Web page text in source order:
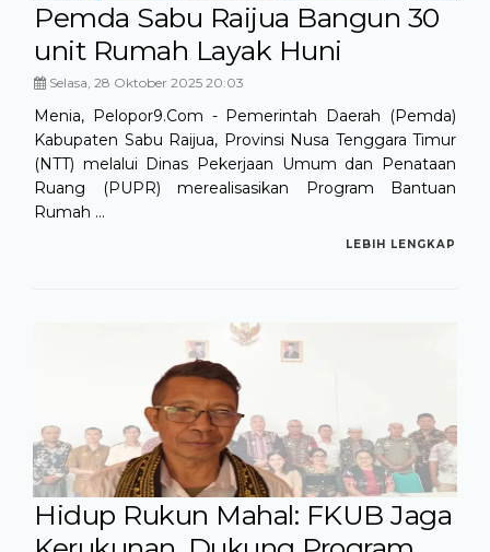
Pemda Sabu Raijua Bangun 30
unit Rumah Layak Huni
Selasa, 28 Oktober 2025 20:03
Menia, Pelopor9.Com - Pemerintah Daerah (Pemda)
Kabupaten Sabu Raijua, Provinsi Nusa Tenggara Timur
(NTT) melalui Dinas Pekerjaan Umum dan Penataan
Ruang (PUPR) merealisasikan Program Bantuan
Rumah ...
LEBIH LENGKAP
Hidup Rukun Mahal: FKUB Jaga